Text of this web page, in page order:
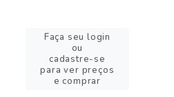
Faça seu login
ou
cadastre-se
para ver preços
e comprar